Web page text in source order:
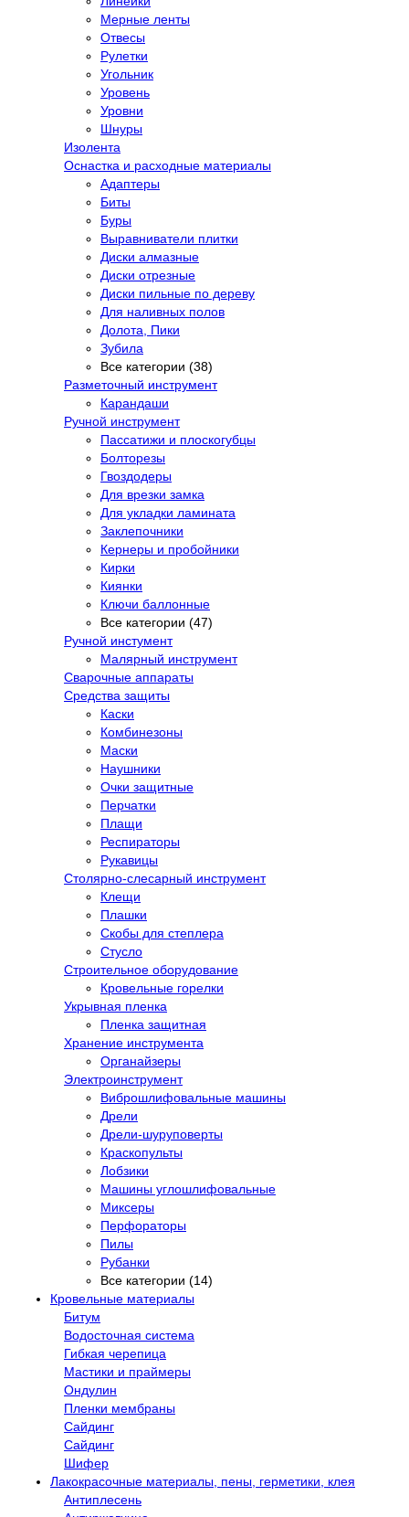
Мерные ленты
Отвесы
Рулетки
Угольник
Уровень
Уровни
Шнуры
Изолента
Оснастка и расходные материалы
Адаптеры
Биты
Буры
Выравниватели плитки
Диски алмазные
Диски отрезные
Диски пильные по дереву
Для наливных полов
Долота, Пики
Зубила
Все категории (38)
Разметочный инструмент
Карандаши
Ручной инструмент
Пассатижи и плоскогубцы
Болторезы
Гвоздодеры
Для врезки замка
Для укладки ламината
Заклепочники
Кернеры и пробойники
Кирки
Киянки
Ключи баллонные
Все категории (47)
Ручной инстумент
Малярный инструмент
Сварочные аппараты
Средства защиты
Каски
Комбинезоны
Маски
Наушники
Очки защитные
Перчатки
Плащи
Респираторы
Рукавицы
Столярно-слесарный инструмент
Клещи
Плашки
Скобы для степлера
Стусло
Строительное оборудование
Кровельные горелки
Укрывная пленка
Пленка защитная
Хранение инструмента
Органайзеры
Электроинструмент
Виброшлифовальные машины
Дрели
Дрели-шуруповерты
Краскопульты
Лобзики
Машины углошлифовальные
Миксеры
Перфораторы
Пилы
Рубанки
Все категории (14)
Кровельные материалы
Битум
Водосточная система
Гибкая черепица
Мастики и праймеры
Ондулин
Пленки мембраны
Сайдинг
Сайдинг
Шифер
Лакокрасочные материалы, пены, герметики, клея
Антиплесень